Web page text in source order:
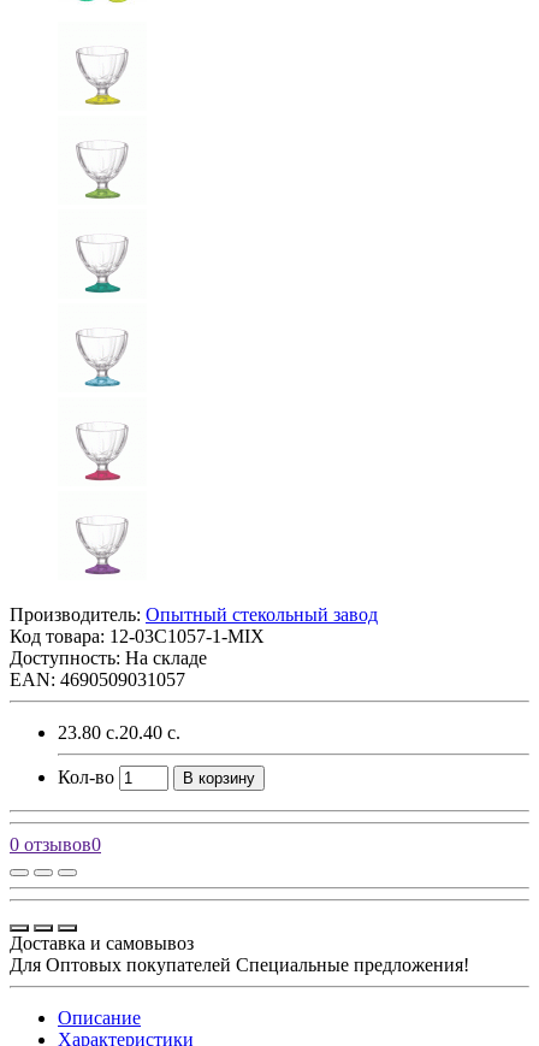
Производитель: Опытный стекольный завод
Код товара: 12-03C1057-1-MIX
Доступность: На складе
EAN: 4690509031057
23.80 с.20.40 с.
Кол-во В корзину
0 отзывов0
Доставка и самовывоз
Для Оптовых покупателей Специальные предложения!
Описание
Характеристики